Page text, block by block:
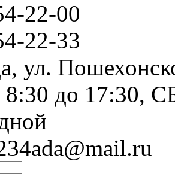
22-00
22-33
ул.
до 17:30,